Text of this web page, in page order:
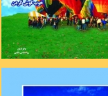
نه به بهانه